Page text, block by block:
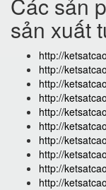
sản xuất
http://
http://
http://
http://
http://
http://
http://
http://
http://
http://